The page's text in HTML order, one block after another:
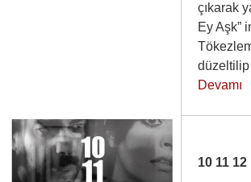
çıkarak
Ey Aşk”
Devamı
10 11 12